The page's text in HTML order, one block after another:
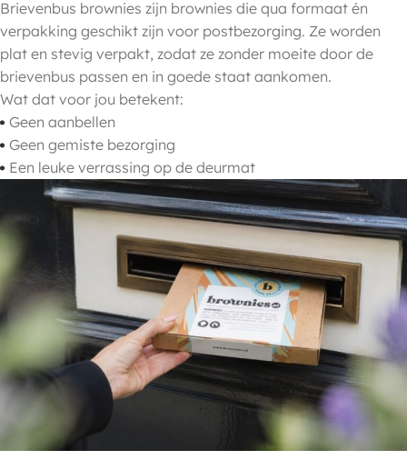
Brievenbus brownies zijn brownies die qua formaat én
verpakking geschikt zijn voor postbezorging. Ze worden
plat en stevig verpakt, zodat ze zonder moeite door de
brievenbus passen en in goede staat aankomen.
Wat dat voor jou betekent:
Geen aanbellen
Geen gemiste bezorging
Een leuke verrassing op de deurmat